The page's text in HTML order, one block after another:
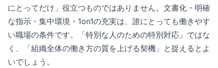
にとってだけ」役立つものではありません。文書化・明確
な指示・集中環境・1on1の充実は、誰にとっても働きやす
い職場の条件です。「特別な人のための特別対応」ではな
く、「組織全体の働き方の質を上げる契機」と捉えるとよ
いでしょう。